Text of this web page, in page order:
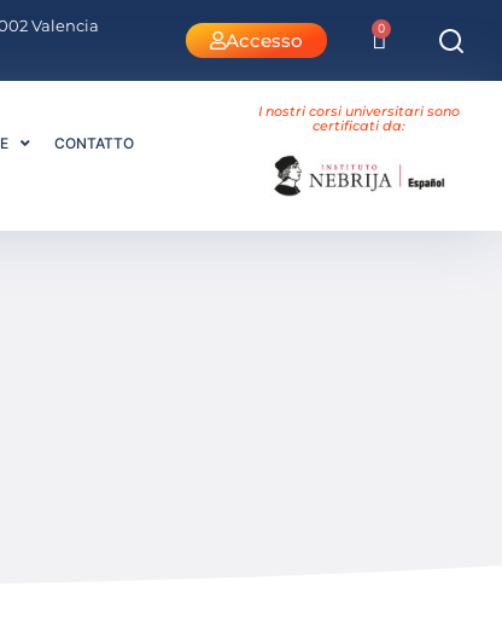
Valencia
Accesso
0
CONTATTO
I nostri corsi universitari sono
certificati da: